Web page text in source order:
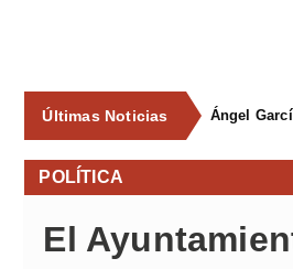
Últimas Noticias
POLÍTICA
El